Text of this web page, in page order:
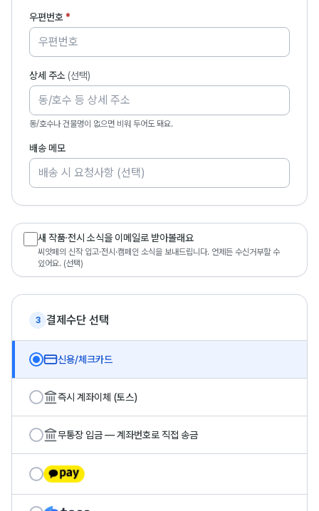
우편번호 *
상세 주소 (선택)
동/호수나 건물명이 없으면 비워 두어도 돼요.
배송 메모
새 작품·전시 소식을 이메일로 받아볼래요
씨앗페의 신작 입고·전시·캠페인 소식을 보내드립니다. 언제든 수신거부할 수
있어요. (선택)
3 결제수단 선택
신용/체크카드
즉시 계좌이체 (토스)
무통장 입금 — 계좌번호로 직접 송금